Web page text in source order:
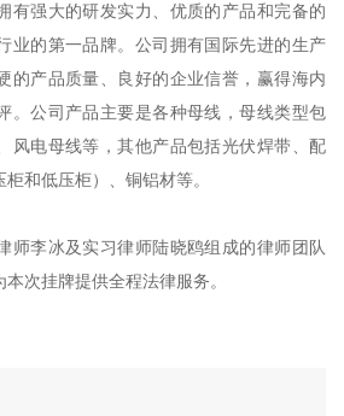
有强大的研发实力、优质的产品和完备的
业的第一品牌。公司拥有国际先进的生产
的产品质量、良好的企业信誉，赢得海内
。公司产品主要是各种母线，母线类型包
风电母线等，其他产品包括光伏焊带、配
和低压柜）、铜铝材等。
律师李冰及实习律师陆晓鸥组成的律师团队
次挂牌提供全程法律服务。